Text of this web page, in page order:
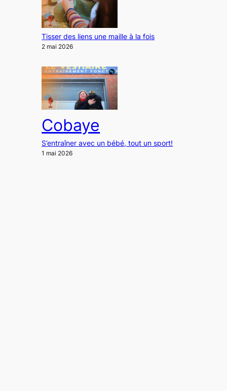
Tisser des liens une maille à la fois
2 mai 2026
Cobaye
S’entraîner avec un bébé, tout un sport!
1 mai 2026